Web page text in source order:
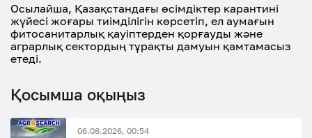
Осылайша, Қазақстандағы өсімдіктер карантині
жүйесі жоғары тиімділігін көрсетіп, ел аумағын
фитосанитарлық қауіптерден қорғауды және
аграрлық сектордың тұрақты дамуын қамтамасыз
етеді.
Қосымша оқыңыз
06.08.2026, 00:54